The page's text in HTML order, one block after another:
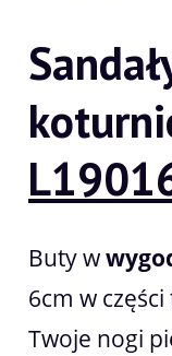
Buty w
6cm w
Twoje nogi